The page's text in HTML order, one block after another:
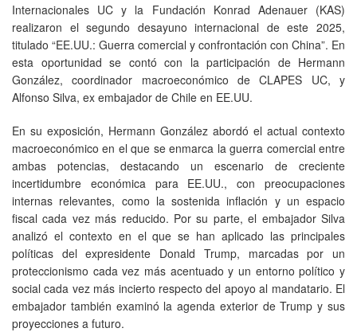
Internacionales UC y la Fundación Konrad Adenauer (KAS)
realizaron el segundo desayuno internacional de este 2025,
titulado “EE.UU.: Guerra comercial y confrontación con China”. En
esta oportunidad se contó con la participación de Hermann
González, coordinador macroeconómico de CLAPES UC, y
Alfonso Silva, ex embajador de Chile en EE.UU.
En su exposición, Hermann González abordó el actual contexto
macroeconómico en el que se enmarca la guerra comercial entre
ambas potencias, destacando un escenario de creciente
incertidumbre económica para EE.UU., con preocupaciones
internas relevantes, como la sostenida inflación y un espacio
fiscal cada vez más reducido. Por su parte, el embajador Silva
analizó el contexto en el que se han aplicado las principales
políticas del expresidente Donald Trump, marcadas por un
proteccionismo cada vez más acentuado y un entorno político y
social cada vez más incierto respecto del apoyo al mandatario. El
embajador también examinó la agenda exterior de Trump y sus
proyecciones a futuro.